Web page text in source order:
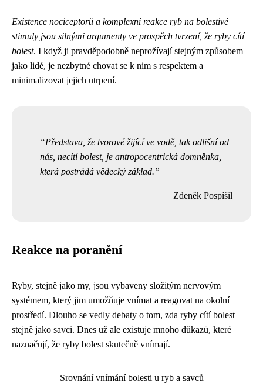
Existence nociceptorů a komplexní reakce ryb na bolestivé
stimuly jsou silnými argumenty ve prospěch tvrzení, že ryby cítí
bolest. I když ji pravděpodobně neprožívají stejným způsobem
jako lidé, je nezbytné chovat se k nim s respektem a
minimalizovat jejich utrpení.
Představa, že tvorové žijící ve vodě, tak odlišní od
nás, necítí bolest, je antropocentrická domněnka,
která postrádá vědecký základ.
Zdeněk Pospíšil
Reakce na poranění
Ryby, stejně jako my, jsou vybaveny složitým nervovým
systémem, který jim umožňuje vnímat a reagovat na okolní
prostředí. Dlouho se vedly debaty o tom, zda ryby cítí bolest
stejně jako savci. Dnes už ale existuje mnoho důkazů, které
naznačují, že ryby bolest skutečně vnímají.
Srovnání vnímání bolesti u ryb a savců